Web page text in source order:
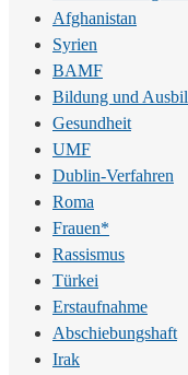
Afghanistan
Syrien
BAMF
Bildung und
Gesundheit
UMF
Dublin-Verfahren
Roma
Frauen*
Rassismus
Türkei
Erstaufnahme
Abschiebungshaft
Irak